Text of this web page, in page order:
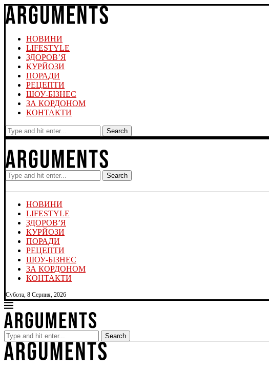
НОВИНИ
LIFESTYLE
ЗДОРОВ’Я
КУРЙОЗИ
ПОРАДИ
РЕЦЕПТИ
ШОУ-БІЗНЕС
ЗА КОРДОНОМ
КОНТАКТИ
Search
Search
НОВИНИ
LIFESTYLE
ЗДОРОВ’Я
КУРЙОЗИ
ПОРАДИ
РЕЦЕПТИ
ШОУ-БІЗНЕС
ЗА КОРДОНОМ
КОНТАКТИ
Субота, 8 Серпня, 2026
Search